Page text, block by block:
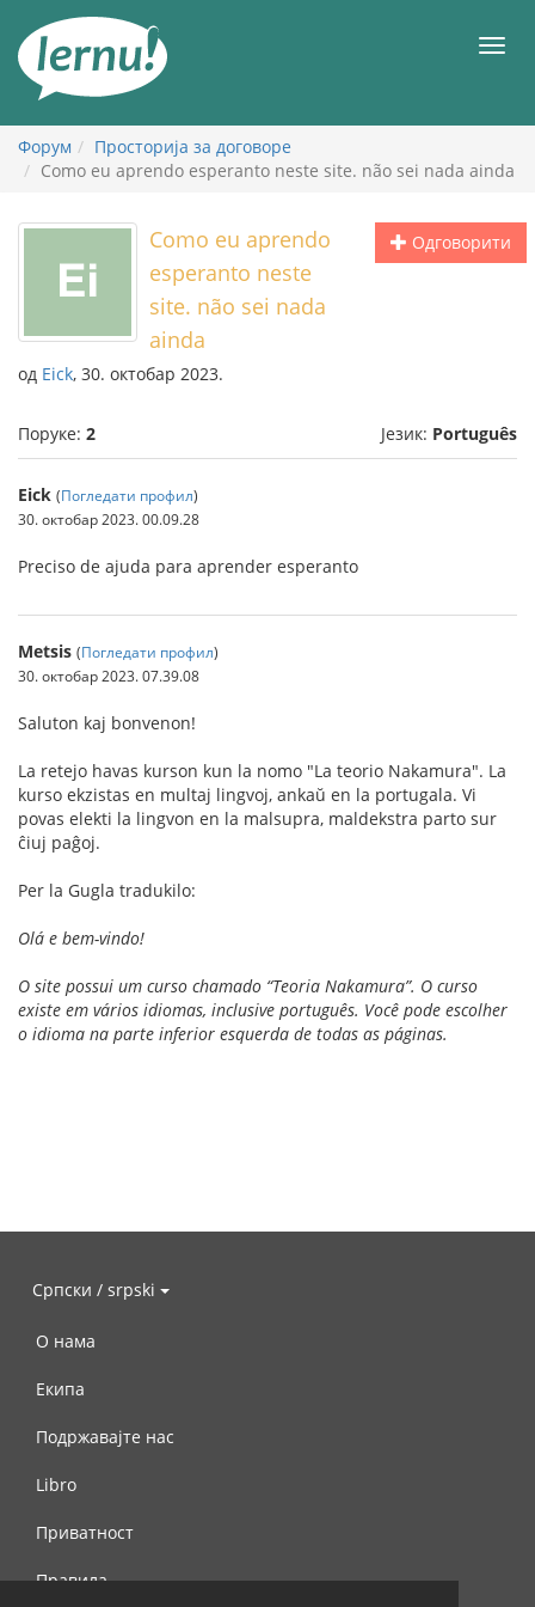
садржају
Форум
Просторија за договоре
Como eu aprendo esperanto neste site. não sei nada ainda
Одговорити
Como eu aprendo
esperanto neste
site. não sei nada
ainda
од Eick, 30. октобар 2023.
Поруке: 2 Језик: Português
Eick (Погледати профил)
30. октобар 2023. 00.09.28
Preciso de ajuda para aprender esperanto
Metsis (Погледати профил)
30. октобар 2023. 07.39.08
Saluton kaj bonvenon!
La retejo havas kurson kun la nomo "La teorio Nakamura". La
kurso ekzistas en multaj lingvoj, ankaŭ en la portugala. Vi
povas elekti la lingvon en la malsupra, maldekstra parto sur
ĉiuj paĝoj.
Per la Gugla tradukilo:
Olá e bem-vindo!
O site possui um curso chamado “Teoria Nakamura”. O curso
existe em vários idiomas, inclusive português. Você pode escolher
o idioma na parte inferior esquerda de todas as páginas.
Српски / srpski
О нама
Екипа
Подржавајте нас
Libro
Приватност
Правила